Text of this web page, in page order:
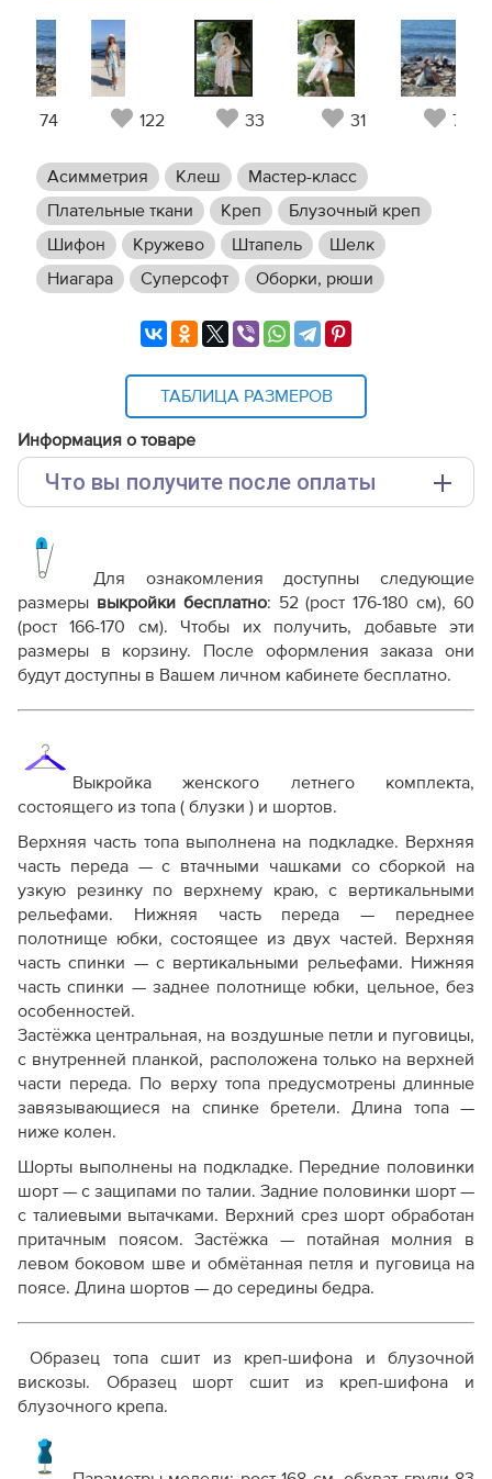
74 122 33 31 74
Асимметрия Клеш
Мастер-класс
Плательные ткани
Креп
Блузочный креп
Шифон
Кружево Штапель
Шелк
Ниагара
Суперсофт Оборки, рюши
ТАБЛИЦА РАЗМЕРОВ
Информация о товаре
Что вы получите после оплаты
Выкройка PDF для печати на принтере A4 или
плоттере A0 с шириной печати 810мм в зависимости
от выбора формата
Инструкция-летний-комплект-Элен810.-Часть-1.pdf
Инструкция-летний-комплект-Элен810.-Часть-2.pdf
Дополнительные файлы:
Справочник - виды швов
Терминология ВТО
Дополнение к технологии пошива
Как распечатывать выкройки
Для ознакомления доступны следующие
размеры выкройки бесплатно: 52 (рост 176-180 см), 60
(рост 166-170 см). Чтобы их получить, добавьте эти
размеры в корзину. После оформления заказа они
будут доступны в Вашем личном кабинете бесплатно.
Выкройка женского летнего комплекта,
состоящего из топа ( блузки ) и шортов.
Верхняя часть топа выполнена на подкладке. Верхняя
часть переда — с втачными чашками со сборкой на
узкую резинку по верхнему краю, с вертикальными
рельефами. Нижняя часть переда — переднее
полотнище юбки, состоящее из двух частей. Верхняя
часть спинки — с вертикальными рельефами. Нижняя
часть спинки — заднее полотнище юбки, цельное, без
особенностей.
Застёжка центральная, на воздушные петли и пуговицы,
с внутренней планкой, расположена только на верхней
части переда. По верху топа предусмотрены длинные
завязывающиеся на спинке бретели. Длина топа —
ниже колен.
Шорты выполнены на подкладке. Передние половинки
шорт — с защипами по талии. Задние половинки шорт —
с талиевыми вытачками. Верхний срез шорт обработан
притачным поясом. Застёжка — потайная молния в
левом боковом шве и обмётанная петля и пуговица на
поясе. Длина шортов — до середины бедра.
Образец топа сшит из креп-шифона и блузочной
вискозы. Образец шорт сшит из креп-шифона и
блузочного крепа.